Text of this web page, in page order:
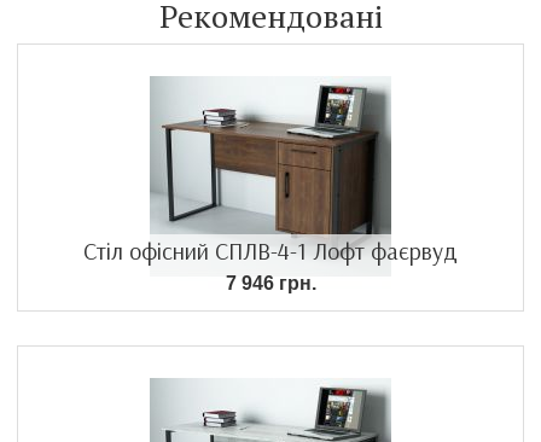
Рекомендовані
Стіл офісний СПЛВ-4-1 Лофт фаєрвуд
7 946 грн.